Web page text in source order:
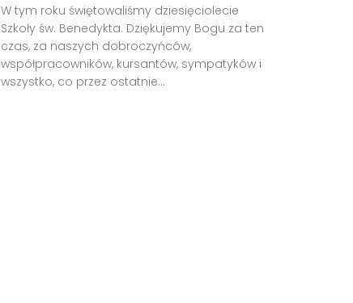
W tym roku świętowaliśmy dziesięciolecie
Szkoły św. Benedykta. Dziękujemy Bogu za ten
czas, za naszych dobroczyńców,
współpracowników, kursantów, sympatyków i
wszystko, co przez ostatnie...